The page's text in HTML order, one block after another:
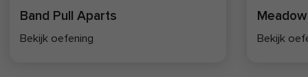
Band Pull Aparts
Bekijk oefening Bekijk